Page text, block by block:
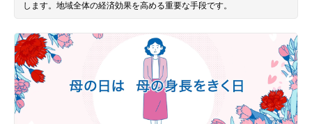
します。地域全体の経済効果を高める重要な手段です。